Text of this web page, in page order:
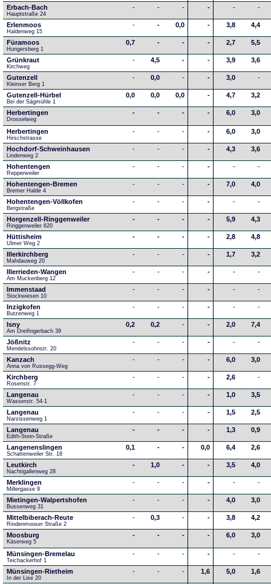
Erbach-Bach
Hauptstraße 24
- - - - - -
Erlenmoos
Haldenweg 15
- - 0,0 - 3,8 4,4
Füramoos
Hungersberg 1
0,7 - - - 2,7 5,5
Grünkraut
Kirchweg
- 4,5 - - 3,9 3,6
Gutenzell
Kleinser Berg 1
- 0,0 - - 3,0 -
Gutenzell-Hürbel
Bei der Sägmühle 1
0,0 0,0 0,0 - 4,7 3,2
Herbertingen
Drosselweg
- - - - 6,0 3,0
Herbertingen
Hirschstrasse
- - - - 6,0 3,0
Hochdorf-Schweinhausen
Lindenweg 2
- - - - 4,3 3,6
Hohentengen
Repperweiler
- - - - - -
Hohentengen-Bremen
Bremer Halde 4
- - - - 7,0 4,0
Hohentengen-Völlkofen
Bergstraße
- - - - - -
Horgenzell-Ringgenweiler
Ringgenweiler 620
- - - - 5,9 4,3
Hüttisheim
Ulmer Weg 2
- - - - 2,8 4,8
Illerkirchberg
Mahdauweg 20
- - - - 1,7 3,2
Illerrieden-Wangen
Am Muckenberg 12
- - - - - -
Immenstaad
Stockwiesen 10
- - - - - -
Inzigkofen
Butzenweg 1
- - - - - -
Isny
Am Dreifingerbach 39
0,2 0,2 - - 2,0 7,4
Jößnitz
Mendelssohnstr. 20
- - - - - -
Kanzach
Anna von Russegg-Weg
- - - - 6,0 3,0
Kirchberg
Rosenstr. 7
- - - - 2,6 -
Langenau
Wasserstr. 54-1
- - - - 1,0 3,5
Langenau
Narzissenweg 1
- - - - 1,5 2,5
Langenau
Edith-Stein-Straße
- - - - 1,3 0,9
Langenenslingen
Schattenweiler Str. 18
0,1 - - 0,0 6,4 2,6
Leutkirch
Nachtigallenweg 28
- 1,0 - - 3,5 4,0
Merklingen
Millergasse 9
- - - - - -
Mietingen-Walpertshofen
Bussenweg 31
- - - - 4,0 3,0
Mittelbiberach-Reute
Rindenmooser Straße 2
- 0,3 - - 3,8 4,2
Moosburg
Käserweg 5
- - - - 6,0 3,0
Münsingen-Bremelau
Teichackerhof 1
- - - - - -
Münsingen-Rietheim
In der Lise 20
- - - 1,6 5,0 1,6